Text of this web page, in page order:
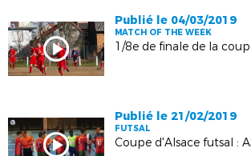
Publié le 04/03/2019
MATCH OF THE WEEK
Publié le 21/02/2019
FUTSAL